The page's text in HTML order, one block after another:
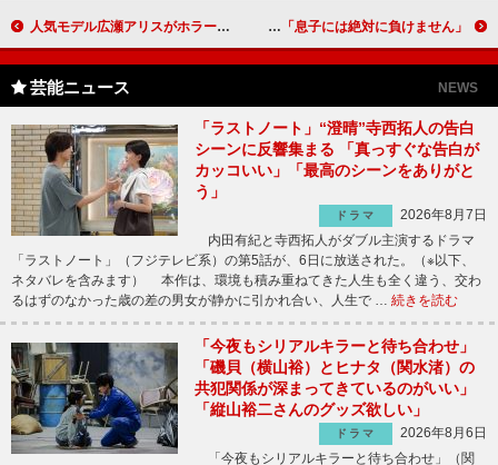
人気モデル広瀬アリスがホラー映画で初主演 カリスマブロガー、てんちむ「マジで怖い！」 宮迫博之の息子がＣＭナレーションでデビュー 「息子には絶対に負けません」
芸能ニュース NEWS
「ラストノート」“澄晴”寺西拓人の告白
シーンに反響集まる 「真っすぐな告白が
カッコいい」「最高のシーンをありがと
う」
ドラマ
2026年8月7日
内田有紀と寺西拓人がダブル主演するドラマ
「ラストノート」（フジテレビ系）の第5話が、6日に放送された。（※以下、
ネタバレを含みます） 本作は、環境も積み重ねてきた人生も全く違う、交わ
るはずのなかった歳の差の男女が静かに引かれ合い、人生で … 続きを読む
「今夜もシリアルキラーと待ち合わせ」
「磯貝（横山裕）とヒナタ（関水渚）の
共犯関係が深まってきているのがいい」
「縦山裕二さんのグッズ欲しい」
ドラマ
2026年8月6日
「今夜もシリアルキラーと待ち合わせ」（関